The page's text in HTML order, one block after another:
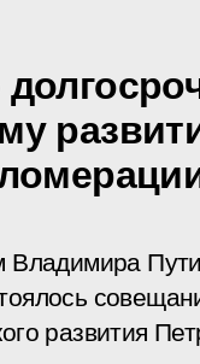
Владимира
развития